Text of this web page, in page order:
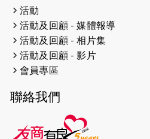
2026-04-16
猛龍長跑隊恆
（19:00開始）
2026-04-12
2026-04-11
2026-04-10 太古家＋賞系
活動
活動及回顧 - 媒體報導
活動及回顧 - 相片集
活動及回顧 - 影片
會員專區
聯絡我們